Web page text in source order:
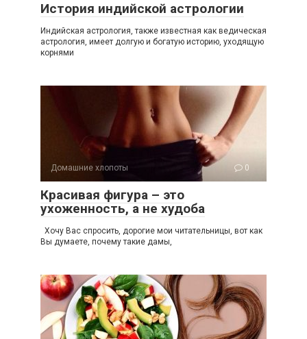
История индийской астрологии
Индийская астрология, также известная как ведическая
астрология, имеет долгую и богатую историю, уходящую
корнями
Домашние хлопоты 0
Красивая фигура – это
ухоженность, а не худоба
Хочу Вас спросить, дорогие мои читательницы, вот как
Вы думаете, почему такие дамы,